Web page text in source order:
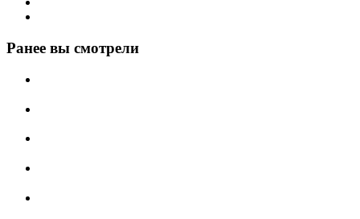
Ранее вы смотрели